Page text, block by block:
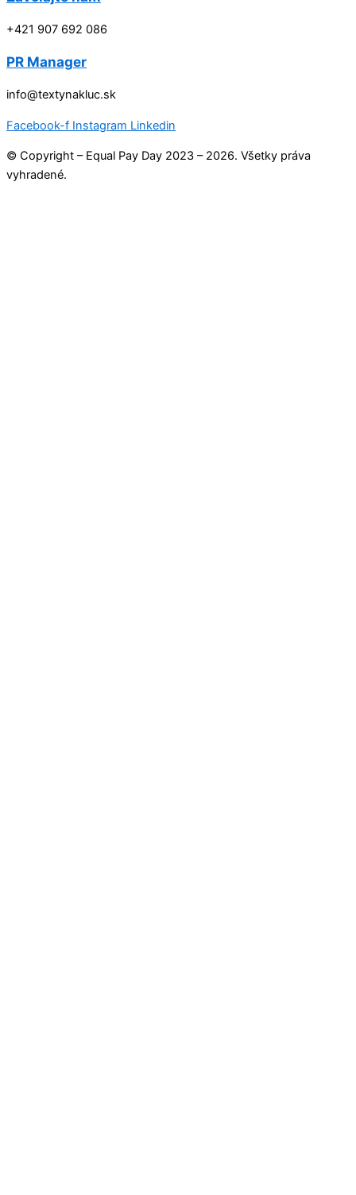
+421 907 692 086
PR Manager
info@textynakluc.sk
Facebook-f Instagram Linkedin
© Copyright – Equal Pay Day 2023 – 2026. Všetky práva
vyhradené.